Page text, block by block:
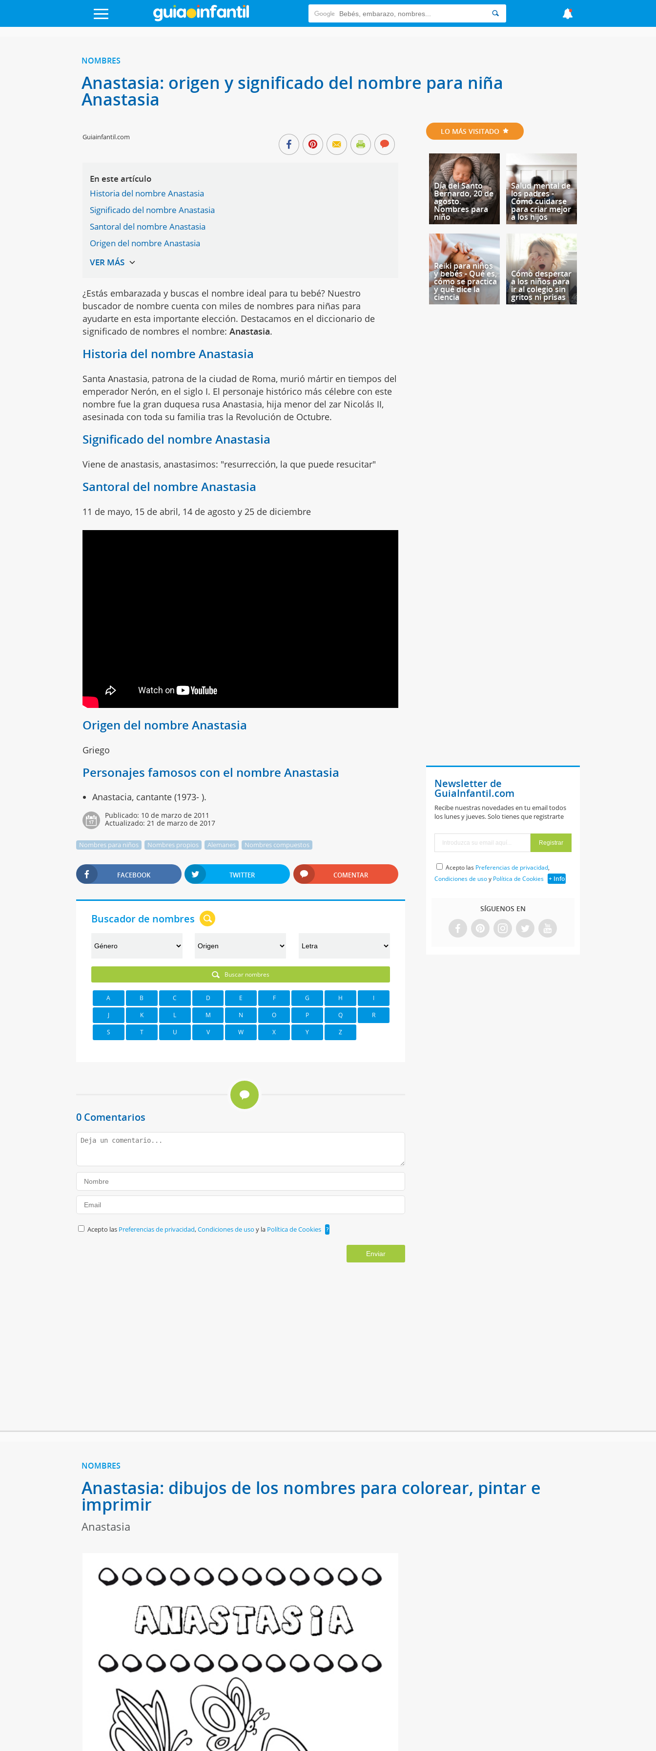
NOMBRES
Anastasia: origen y significado del nombre para niña
Anastasia
Guiainfantil.com
En este artículo
Historia del nombre Anastasia
Significado del nombre Anastasia
Santoral del nombre Anastasia
Origen del nombre Anastasia
¿Estás embarazada y buscas el nombre ideal para tu bebé? Nuestro
buscador de nombre cuenta con miles de nombres para niñas para
ayudarte en esta importante elección. Destacamos en el diccionario de
significado de nombres el nombre:Anastasia.
Historia del nombre Anastasia
Santa Anastasia, patrona de la ciudad de Roma, murió mártir en tiempos del
emperador Nerón, en el siglo I. El personaje histórico más célebre con este
nombre fue la gran duquesa rusa Anastasia, hija menor del zar Nicolás II,
asesinada con toda su familia tras la Revolución de Octubre.
Significado del nombre Anastasia
Viene de anastasis, anastasimos: "resurrección, la que puede resucitar"
Santoral del nombre Anastasia
11 de mayo, 15 de abril, 14 de agosto y 25 de diciembre
Origen del nombre Anastasia
Griego
Personajes famosos con el nombre Anastasia
Anastacia, cantante (1973- ).
Publicado: 10 de marzo de 2011
Actualizado: 21 de marzo de 2017
Nombres para niños Nombres propios Alemanes Nombres compuestos
FACEBOOK TWITTER COMENTAR
Buscador de nombres
Buscar nombres
A B C D E F G H I
J K L M N O P Q R
S T U V W X Y Z
0 Comentarios
Acepto las Preferencias de privacidad,Condiciones de uso y la Política de Cookies ?
Enviar
LO MÁS VISITADO
Día del Santo
Bernardo, 20 de
agosto.
Nombres para
niño
Salud mental de
los padres -
Cómo cuidarse
para criar mejor
a los hijos
Reiki para niños
y bebés - Qué es,
cómo se practica
y qué dice la
ciencia
Cómo despertar
a los niños para
ir al colegio sin
gritos ni prisas
Newsletter de
GuiaInfantil.com
Recibe nuestras novedades en tu email todos
los lunes y jueves. Solo tienes que registrarte
Acepto las Preferencias de privacidad,
Condiciones de usoy Política de Cookies + Info
SÍGUENOS EN
NOMBRES
Anastasia: dibujos de los nombres para colorear, pintar e
imprimir
Anastasia